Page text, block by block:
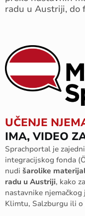
radu u Austriji, do
UČENJE
IMA, VIDEO
Sprachportal je
integracijskog fonda
nudi šarolike
radu u Austriji, kako
nastavnike njemačkog
Klimtu, Salzburgu ili